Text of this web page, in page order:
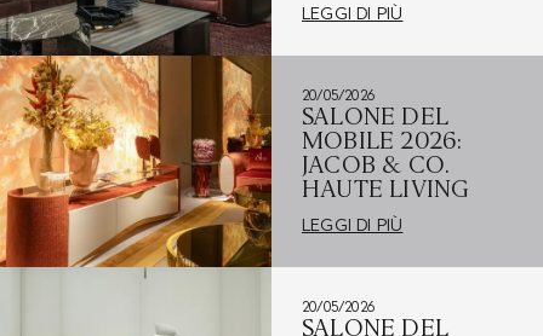
LEGGI DI PIÙ
20/05/2026
SALONE DEL
MOBILE 2026:
JACOB & CO.
HAUTE LIVING
LEGGI DI PIÙ
20/05/2026
SALONE DEL